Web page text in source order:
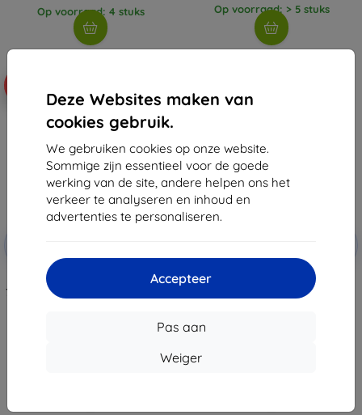
Deze Websites maken van
cookies gebruik.
We gebruiken cookies op onze website.
Sommige zijn essentieel voor de goede
werking van de site, andere helpen ons het
verkeer te analyseren en inhoud en
advertenties te personaliseren.
Accepteer
Pas aan
Weiger
Op voorraad: 4 stuks Op voorraad: > 5 stuks
coupon
3MK Folia 1UP Asus ROG Phone
7/7 Ultimate gaming folie 3 stuks
(5903108525138)
coupon
3MK FlexibleGlass Asus ROG
Phone 7/7 Ultimate hybride
gehard glas (5903108525176)